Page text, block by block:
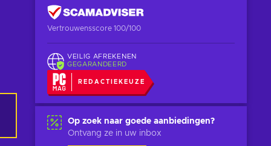
Vertrouwensscore 100/100
VEILIG AFREKENEN
GEGARANDEERD
REDACTIEKEUZE
Op zoek naar goede aanbiedingen?
Ontvang ze in uw inbox